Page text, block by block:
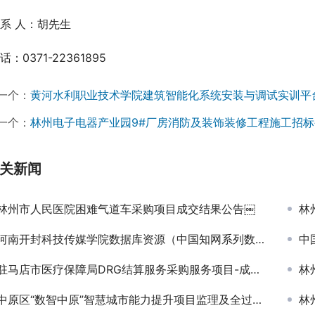
人：胡先生
：0371-22361895
个： 黄河水利职业技术学院建筑智能化系统安装与调试实训
个： 林州电子电器产业园9#厂房消防及装饰装修工程施工
新闻
州市人民医院困难气道车采购项目成交结果公告￼ 林
南开封科技传媒学院数据库资源（中国知网系列数据库）采购项目成交公告 中
马店市医疗保障局DRG结算服务采购服务项目-成交公告 林
原区“数智中原”智慧城市能力提升项目监理及全过程造价咨询服务项目第一标段中标结果公告 林